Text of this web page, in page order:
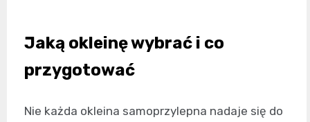
Jaką okleinę wybrać i co
przygotować
Nie każda okleina samoprzylepna nadaje się do